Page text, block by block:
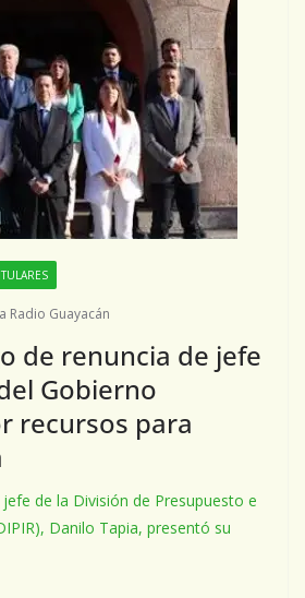
Radio Guayacán
de renuncia de jefe
Gobierno
recursos para
jefe de la División de Presupuesto e
Danilo Tapia, presentó su